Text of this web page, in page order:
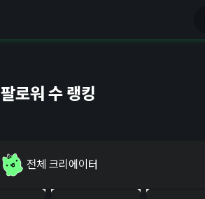
팔로워 수 랭킹
전체 크리에이터